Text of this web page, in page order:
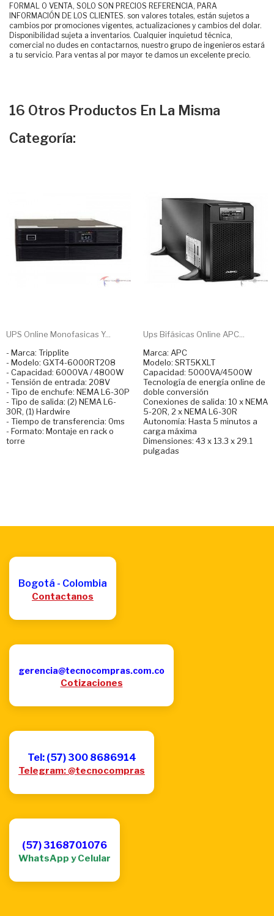
FORMAL O VENTA, SOLO SON PRECIOS REFERENCIA, PARA
INFORMACIÓN DE LOS CLIENTES. son valores totales, están sujetos a
cambios por promociones vigentes, actualizaciones y cambios del dolar.
Disponibilidad sujeta a inventarios. Cualquier inquietud técnica,
comercial no dudes en contactarnos, nuestro grupo de ingenieros estará
a tu servicio. Para ventas al por mayor te damos un excelente precio.
16 Otros Productos En La Misma
Categoría:
UPS Online Monofasicas Y...
- Marca: Tripplite
- Modelo: GXT4-6000RT208
- Capacidad: 6000VA / 4800W
- Tensión de entrada: 208V
- Tipo de enchufe: NEMA L6-30P
- Tipo de salida: (2) NEMA L6-
30R, (1) Hardwire
- Tiempo de transferencia: 0ms
- Formato: Montaje en rack o
torre
Ups Bifásicas Online APC...
Marca: APC
Modelo: SRT5KXLT
Capacidad: 5000VA/4500W
Tecnología de energía online de
doble conversión
Conexiones de salida: 10 x NEMA
5-20R, 2 x NEMA L6-30R
Autonomía: Hasta 5 minutos a
carga máxima
Dimensiones: 43 x 13.3 x 29.1
pulgadas
Bogotá - Colombia
Contactanos
gerencia@tecnocompras.com.co
Cotizaciones
Tel: (57) 300 8686914
Telegram: @tecnocompras
(57) 3168701076
WhatsApp y Celular